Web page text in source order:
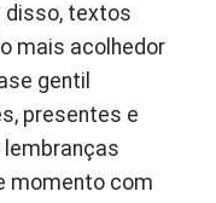
disso, textos
mais acolhedor
gentil
presentes e
lembranças
momento com